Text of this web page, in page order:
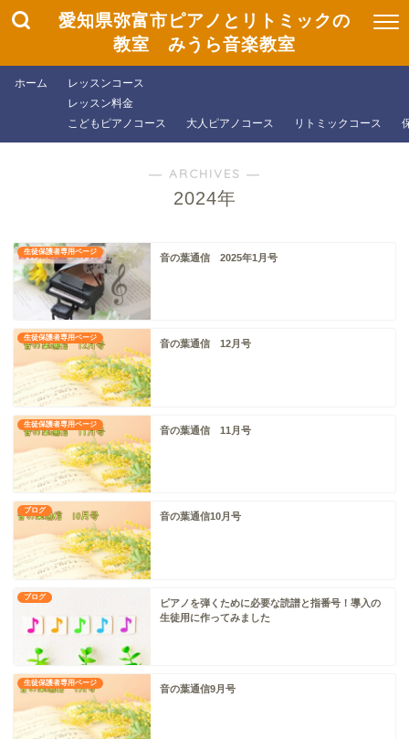
愛知県弥富市ピアノとリトミックの
教室 みうら音楽教室
ホーム
レッスンコース
レッスン料金
こどもピアノコース
大人ピアノコース リトミックコース
― ARCHIVES ―
2024年
生徒保護者専用ページ
音の葉通信 2025年1月号
生徒保護者専用ページ
音の葉通信 12月号
生徒保護者専用ページ
音の葉通信 11月号
ブログ
音の葉通信10月号
ブログ
ピアノを弾くために必要な読譜と指番号！導入の
生徒用に作ってみました
生徒保護者専用ページ
音の葉通信9月号